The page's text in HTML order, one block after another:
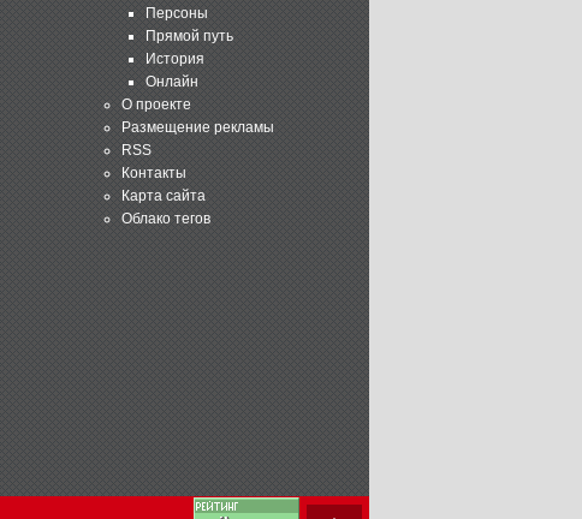
Персоны
Прямой путь
История
Онлайн
О проекте
Размещение рекламы
RSS
Контакты
Карта сайта
Облако тегов